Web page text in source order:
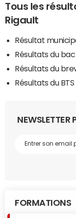
Tous les
Rigault
Résultat
Résultats du
Résultats du
Résultats du
NEWSLETTER
FORMATIONS